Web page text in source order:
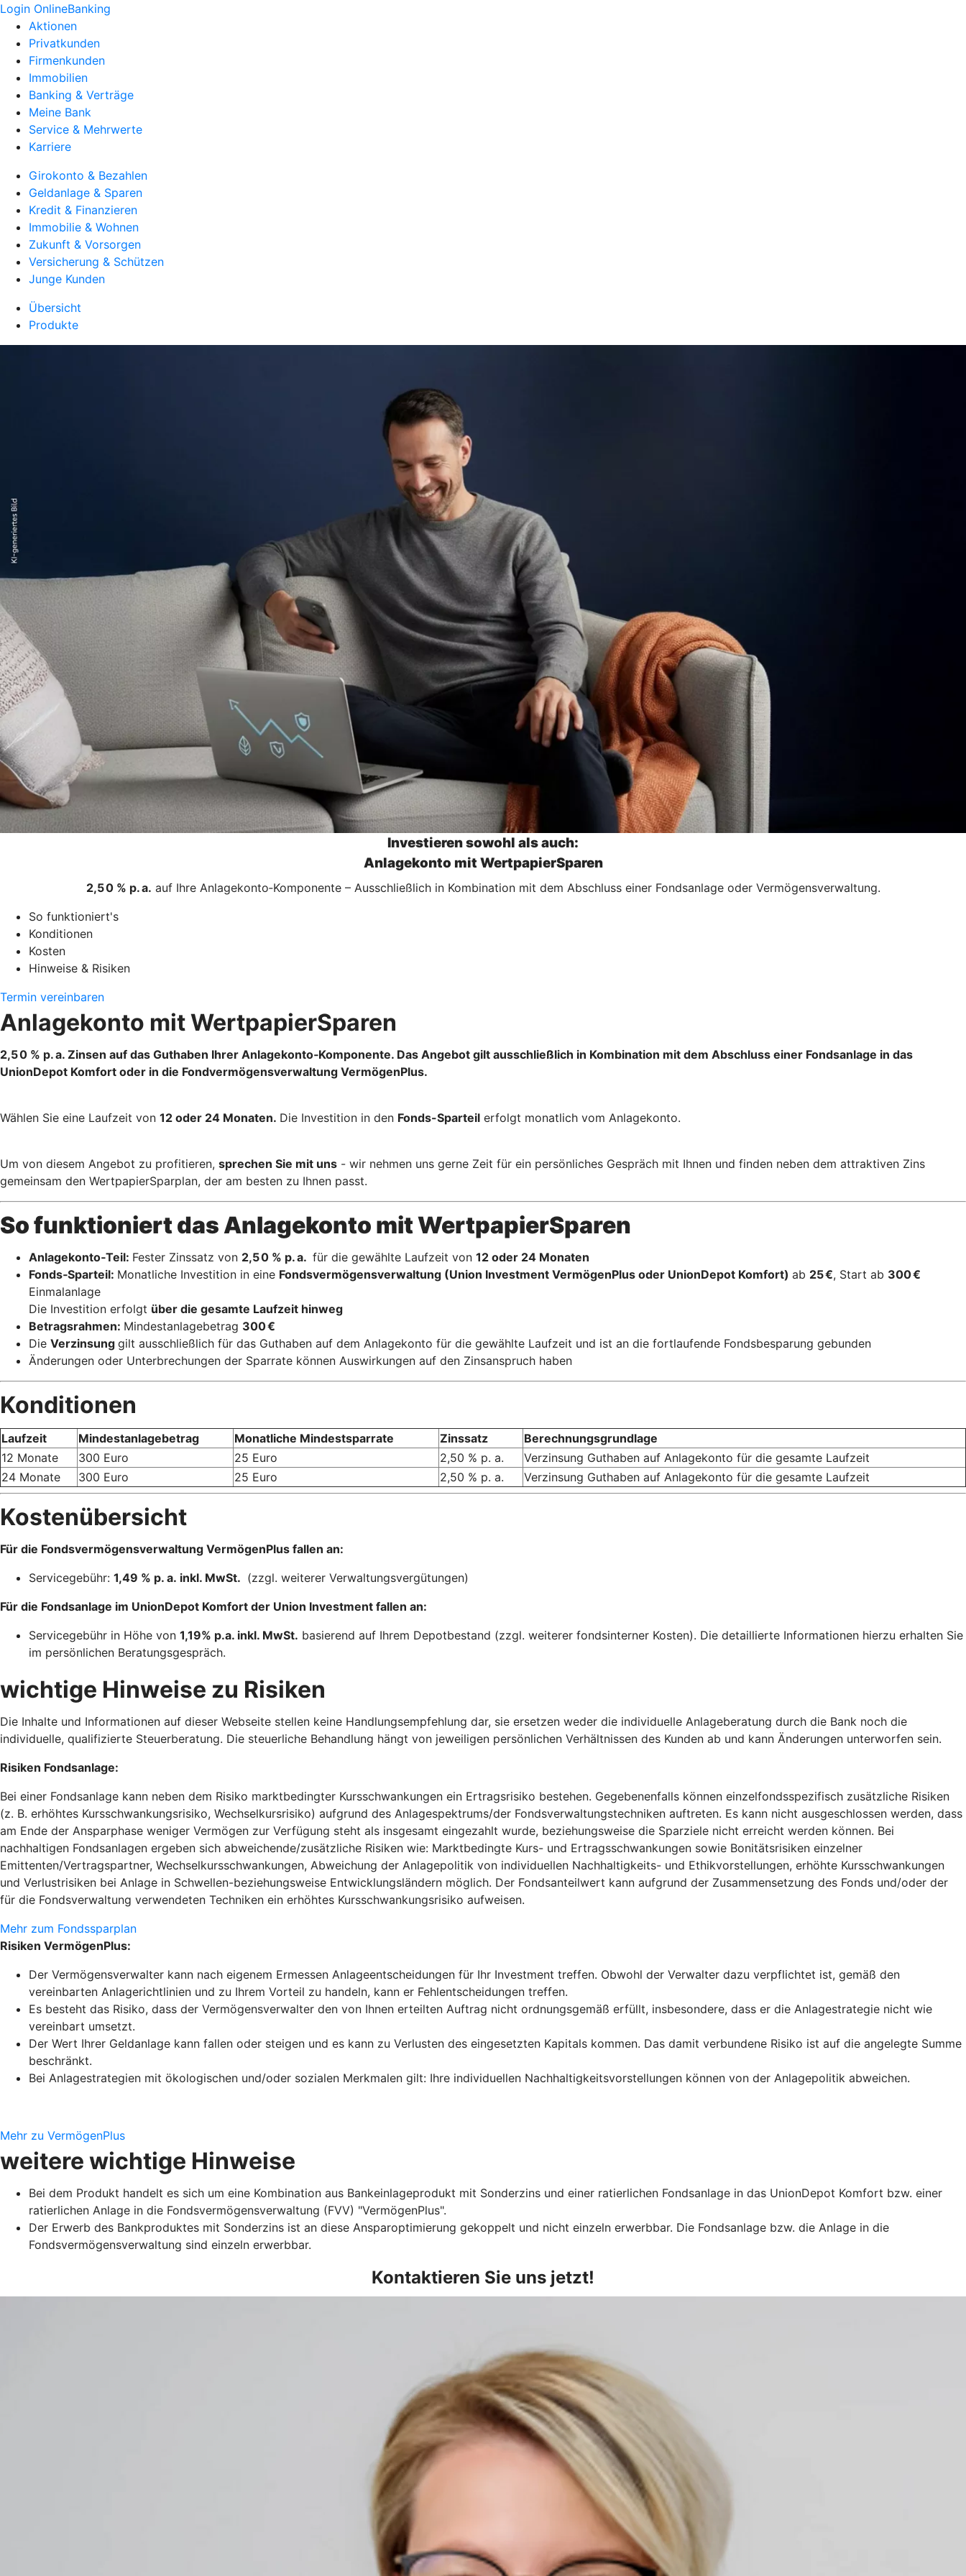
Login OnlineBanking
Aktionen
Privatkunden
Firmenkunden
Immobilien
Banking & Verträge
Meine Bank
Service & Mehrwerte
Karriere
Girokonto & Bezahlen
Geldanlage & Sparen
Kredit & Finanzieren
Immobilie & Wohnen
Zukunft & Vorsorgen
Versicherung & Schützen
Junge Kunden
Übersicht
Produkte
Investieren sowohl als auch:
Anlagekonto mit WertpapierSparen
2,5 0 % p. a. auf Ihre Anlagekonto‑Komponente – Ausschließlich in Kombination mit dem Abschluss einer Fondsanlage oder Vermögensverwaltung.
So funktioniert's
Konditionen
Kosten
Hinweise & Risiken
Termin vereinbaren
Anlagekonto mit WertpapierSparen
2,5 0 % p. a. Zinsen auf das Guthaben Ihrer Anlagekonto‑Komponente. Das Angebot gilt ausschließlich in Kombination mit dem Abschluss einer Fondsanlage in das
UnionDepot Komfort oder in die Fondvermögensverwaltung VermögenPlus.
Wählen Sie eine Laufzeit von 12 oder 24 Monaten. Die Investition in den Fonds-Sparteil erfolgt monatlich vom Anlagekonto.
Um von diesem Angebot zu profitieren, sprechen Sie mit uns - wir nehmen uns gerne Zeit für ein persönliches Gespräch mit Ihnen und finden neben dem attraktiven Zins
gemeinsam den WertpapierSparplan, der am besten zu Ihnen passt.
So funktioniert das Anlagekonto mit WertpapierSparen
Anlagekonto‑Teil: Fester Zinssatz von 2,5 0 % p. a. für die gewählte Laufzeit von 12 oder 24 Monaten
Fonds‑Sparteil: Monatliche Investition in eine Fondsvermögensverwaltung (Union Investment VermögenPlus oder UnionDepot Komfort) ab 25 €, Start ab 300 €
Einmalanlage
Die Investition erfolgt über die gesamte Laufzeit hinweg
Betragsrahmen: Mindestanlagebetrag 300 €
Die Verzinsung gilt ausschließlich für das Guthaben auf dem Anlagekonto für die gewählte Laufzeit und ist an die fortlaufende Fondsbesparung gebunden
Änderungen oder Unterbrechungen der Sparrate können Auswirkungen auf den Zinsanspruch haben
Konditionen
Laufzeit Mindestanlagebetrag Monatliche Mindestsparrate Zinssatz
Berechnungsgrundlage
12 Monate
300 Euro 25 Euro 2,50 % p. a.
Verzinsung Guthaben auf Anlagekonto für die gesamte Laufzeit
24 Monate
300 Euro 25 Euro 2,50 % p. a. Verzinsung Guthaben auf Anlagekonto für die gesamte Laufzeit
Kostenübersicht
Für die Fondsvermögensverwaltung VermögenPlus fallen an:
Servicegebühr: 1,49 % p. a. inkl. MwSt. (zzgl. weiterer Verwaltungsvergütungen)
Für die Fondsanlage im UnionDepot Komfort der Union Investment fallen an:
Servicegebühr in Höhe von 1,19% p.a. inkl. MwSt. basierend auf Ihrem Depotbestand (zzgl. weiterer fondsinterner Kosten). Die detaillierte Informationen hierzu erhalten Sie
im persönlichen Beratungsgespräch.
wichtige Hinweise zu Risiken
Die Inhalte und Informationen auf dieser Webseite stellen keine Handlungsempfehlung dar, sie ersetzen weder die individuelle Anlageberatung durch die Bank noch die
individuelle, qualifizierte Steuerberatung. Die steuerliche Behandlung hängt von jeweiligen persönlichen Verhältnissen des Kunden ab und kann Änderungen unterworfen sein.
Risiken Fondsanlage:
Bei einer Fondsanlage kann neben dem Risiko marktbedingter Kursschwankungen ein Ertragsrisiko bestehen. Gegebenenfalls können einzelfondsspezifisch zusätzliche Risiken
(z. B. erhöhtes Kursschwankungsrisiko, Wechselkursrisiko) aufgrund des Anlagespektrums/der Fondsverwaltungstechniken auftreten. Es kann nicht ausgeschlossen werden, dass
am Ende der Ansparphase weniger Vermögen zur Verfügung steht als insgesamt eingezahlt wurde, beziehungsweise die Sparziele nicht erreicht werden können. Bei
nachhaltigen Fondsanlagen ergeben sich abweichende/zusätzliche Risiken wie: Marktbedingte Kurs- und Ertragsschwankungen sowie Bonitätsrisiken einzelner
Emittenten/Vertragspartner, Wechselkursschwankungen, Abweichung der Anlagepolitik von individuellen Nachhaltigkeits- und Ethikvorstellungen, erhöhte Kursschwankungen
und Verlustrisiken bei Anlage in Schwellen-beziehungsweise Entwicklungsländern möglich. Der Fondsanteilwert kann aufgrund der Zusammensetzung des Fonds und/oder der
für die Fondsverwaltung verwendeten Techniken ein erhöhtes Kursschwankungsrisiko aufweisen.
Mehr zum Fondssparplan
Risiken VermögenPlus:
Der Vermögensverwalter kann nach eigenem Ermessen Anlageentscheidungen für Ihr Investment treffen. Obwohl der Verwalter dazu verpflichtet ist, gemäß den
vereinbarten Anlagerichtlinien und zu Ihrem Vorteil zu handeln, kann er Fehlentscheidungen treffen.
Es besteht das Risiko, dass der Vermögensverwalter den von Ihnen erteilten Auftrag nicht ordnungsgemäß erfüllt, insbesondere, dass er die Anlagestrategie nicht wie
vereinbart umsetzt.
Der Wert Ihrer Geldanlage kann fallen oder steigen und es kann zu Verlusten des eingesetzten Kapitals kommen. Das damit verbundene Risiko ist auf die angelegte Summe
beschränkt.
Bei Anlagestrategien mit ökologischen und/oder sozialen Merkmalen gilt: Ihre individuellen Nachhaltigkeitsvorstellungen können von der Anlagepolitik abweichen.
Mehr zu VermögenPlus
weitere wichtige Hinweise
Bei dem Produkt handelt es sich um eine Kombination aus Bankeinlageprodukt mit Sonderzins und einer ratierlichen Fondsanlage in das UnionDepot Komfort bzw. einer
ratierlichen Anlage in die Fondsvermögensverwaltung (FVV) "VermögenPlus".
Der Erwerb des Bankproduktes mit Sonderzins ist an diese Ansparoptimierung gekoppelt und nicht einzeln erwerbbar. Die Fondsanlage bzw. die Anlage in die
Fondsvermögensverwaltung sind einzeln erwerbbar.
Kontaktieren Sie uns jetzt!